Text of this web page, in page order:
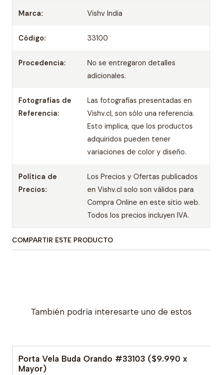
Marca: Vishv India
Código: 33100
Procedencia:
No se entregaron detalles
adicionales.
Fotografías de
Referencia:
Las fotografías presentadas en
Vishv.cl, son sólo una referencia.
Esto implica, que los productos
adquiridos pueden tener
variaciones de color y diseño.
Política de
Precios:
Los Precios y Ofertas publicados
en Vishv.cl solo son válidos para
Compra Online en este sitio web.
Todos los precios incluyen IVA.
COMPARTIR ESTE PRODUCTO
También podría interesarte uno de estos
Porta Vela Buda Orando #33103 ($9.990 x
Mayor)